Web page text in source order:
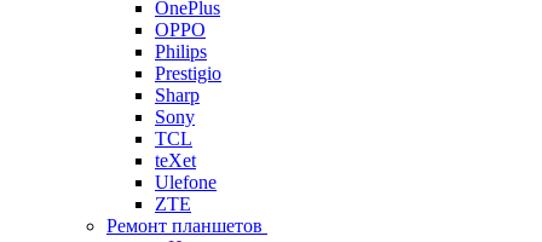
OnePlus
OPPO
Philips
Prestigio
Sharp
Sony
TCL
teXet
Ulefone
ZTE
Ремонт планшетов